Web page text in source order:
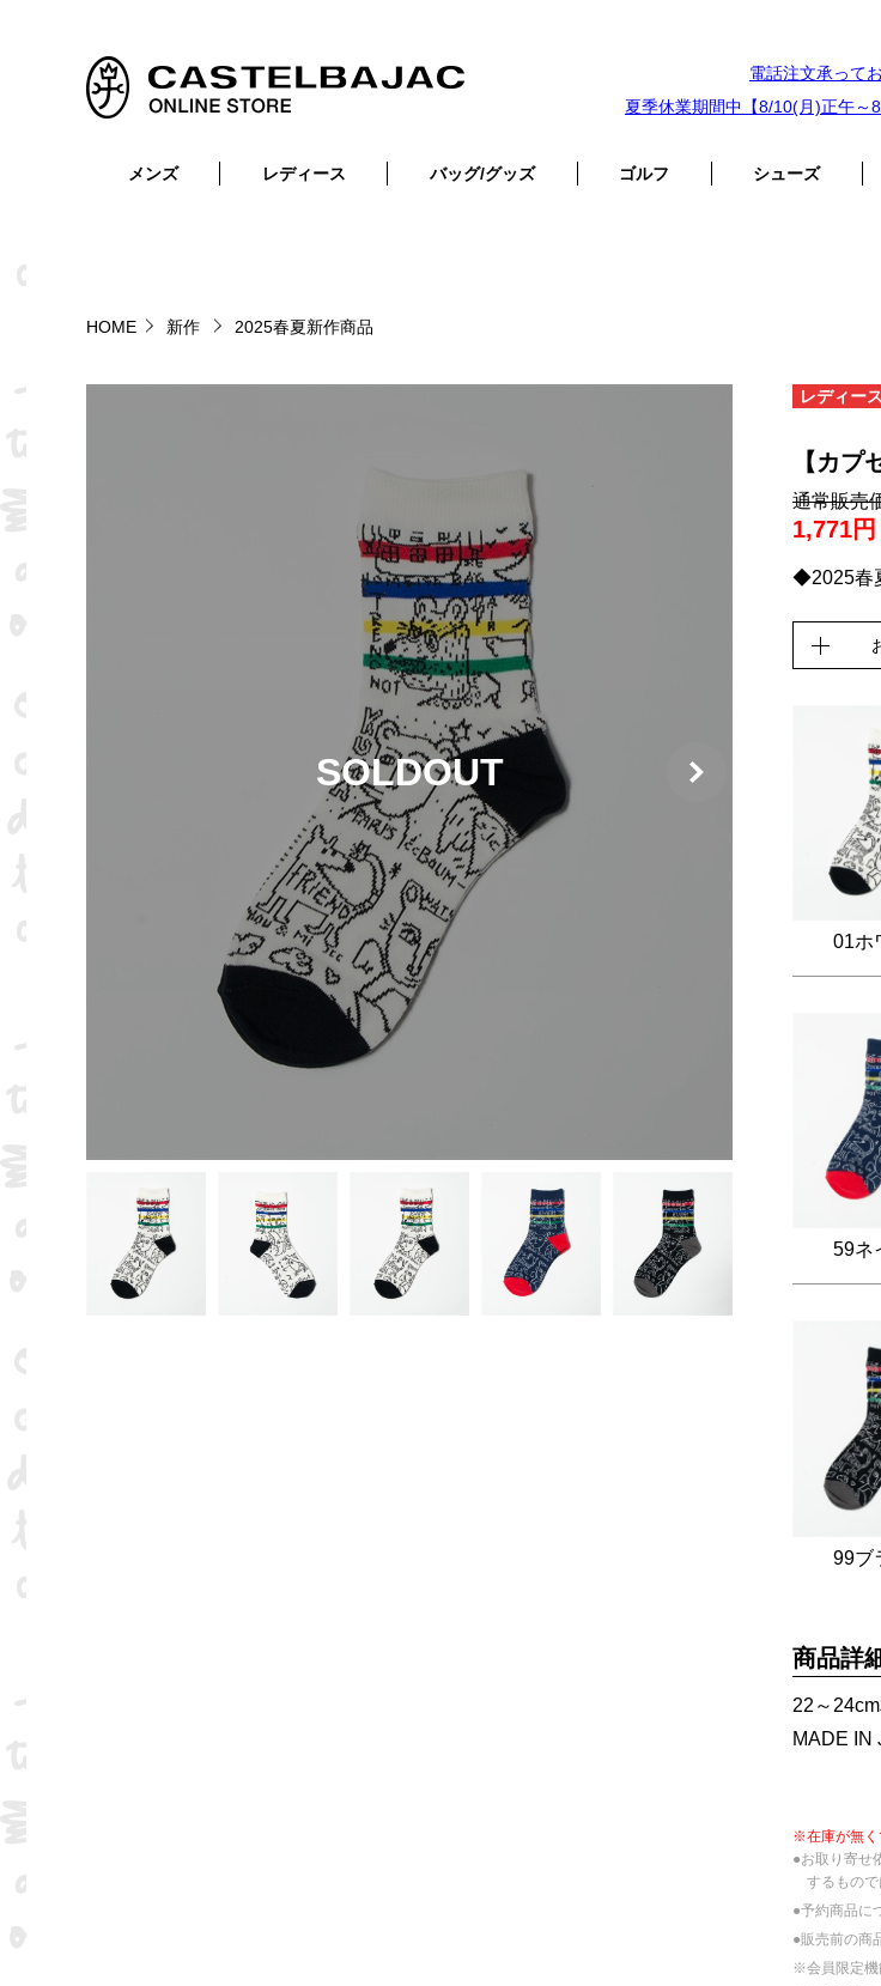
電話注文承って
夏季休業期間中【8/10(月)正午～
メンズ レディース バッグ/グッズ ゴルフ シューズ
HOME 新作 2025春夏新作商品
SOLDOUT
レディース
【カ
通常販売
1,771円
◆2025春
01ホ
59ネ
99ブ
商品詳
22～
MADE IN
※在庫が無く
●お取り寄せ
するもので
●予約商品に
●販売前の商
※会員限定機